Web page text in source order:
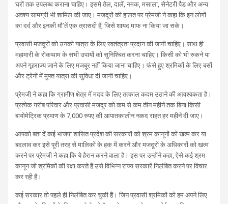
घरों तक उपलब्ध कराना चाहिए। इसमे तेल, दालें, नमक, मसाला, सेनेटरी पैड और अन्य
अवश्य सामग्री भी शामिल की जाए। मजदूरों की हालत पर प्रेमजी ने कहा कि इन लोगों
का दर्द और इनकी मौ’तें एक त्रासदी हैं, जिसे शायद माफ ना किया जा सके।
प्रवासी मजदूरों को उनकी यात्रा के लिए स्वतंत्रता प्रदान की जानी चाहिए। साथ ही
महामारी के रोकथाम के सभी उपायों को सुनिश्चित करना चाहिए। किसी को भी रुकने या
अपने गृहराज्य जाने के लिए मजबूर नहीं किया जाना चाहिए। फंसे हुए श्रमिकों के लिए बसों
और ट्रेनों में मुफ्त यात्रा की सुविधा दी जानी चाहिए।
प्रेमजी ने कहा कि ग्रामीण क्षेत्र में मदद के लिए तत्काल कदम उठाने की आवश्यकता है।
प्रत्येक गरीब परिवार और प्रवासी मजदूर को कम से कम तीन महीने तक बिना किसी
बायोमेट्रिक प्रमाण के 7,000 रुपए की आपातकालीन नकद राहत हर महीने दी जाए।
आपको बता दें कई भाजपा शासित प्रदेश की सरकारों को श्रम कानूनों को खत्म कर या
बदलाव कर इसे पूरी तरह से मालिकों के हक में करने और मजदूरों के अधिकारों को खत्म
करने पर प्रेमजी ने कहा कि ये हैरान करने वाला है। इस पर उन्होंने कहा, ऐसे कई श्रम
कानून जो श्रमिकों की रक्षा करते हैं उसे विभिन्न राज्य सरकारें निलंबित करने पर विचार
कर रही हैं।
कई सरकार तो पहले ही निलंबित कर चुकी हैं। जिन प्रवासी श्रमिकों को हम अपने लिए